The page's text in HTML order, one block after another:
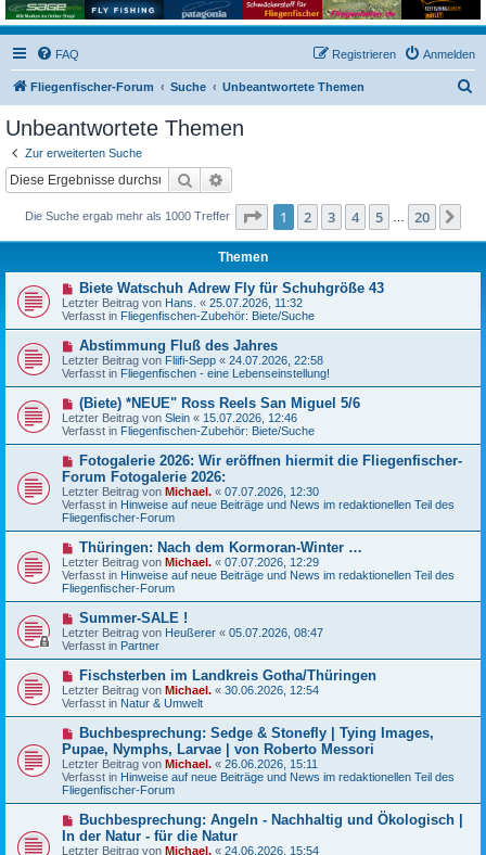
FAQ Anmelden
Registrieren
Fliegenfischer-Forum Suche Unbeantwortete Themen
Unbeantwortete Themen
Zur erweiterten Suche
Suche
Die Suche ergab mehr als 1000 Treffer Seite 1von 20
1 2 3 4 5 20
Themen
N
e
u
e
B
e
i
t
a
g
Biete Watschuh Adrew Fly für Schuhgröße 43
Letzter Beitrag von Hans. « 25.07.2026, 11:32
Verfasst in Fliegenfischen-Zubehör: Biete/Suche
N
e
u
e
B
e
i
t
a
g
Abstimmung Fluß des Jahres
Letzter Beitrag von Fliifi-Sepp « 24.07.2026, 22:58
Verfasst in Fliegenfischen - eine Lebenseinstellung!
N
e
u
e
B
e
i
t
r
a
g
(Biete) *NEUE" Ross Reels San Miguel 5/6
Letzter Beitrag von Slein « 15.07.2026, 12:46
Verfasst in Fliegenfischen-Zubehör: Biete/Suche
N
u
e
r
B
e
t
r
a
g
Fotogalerie 2026: Wir eröffnen hiermit die Fliegenfischer-
Forum Fotogalerie 2026:
Letzter Beitrag von Michael. « 07.07.2026, 12:30
Verfasst in Hinweise auf neue Beiträge und News im redaktionellen Teil des
Fliegenfischer-Forum
N
e
u
e
r
B
e
i
t
r
g
Thüringen: Nach dem Kormoran-Winter …
Letzter Beitrag von Michael. « 07.07.2026, 12:29
Verfasst in Hinweise auf neue Beiträge und News im redaktionellen Teil des
Fliegenfischer-Forum
N
e
u
e
B
e
i
t
a
g
Summer-SALE !
Letzter Beitrag von Heußerer « 05.07.2026, 08:47
Verfasst in Partner
N
e
u
e
B
e
i
t
r
a
g
Fischsterben im Landkreis Gotha/Thüringen
Letzter Beitrag von Michael. « 30.06.2026, 12:54
Verfasst in Natur & Umwelt
N
u
e
r
B
e
t
r
Buchbesprechung: Sedge & Stonefly | Tying Images,
Pupae, Nymphs, Larvae | von Roberto Messori
Letzter Beitrag von Michael. « 26.06.2026, 15:11
Verfasst in Hinweise auf neue Beiträge und News im redaktionellen Teil des
Fliegenfischer-Forum
N
u
Buchbesprechung: Angeln - Nachhaltig und Ökologisch |
In der Natur - für die Natur
Letzter Beitrag von Michael. « 24.06.2026, 15:54